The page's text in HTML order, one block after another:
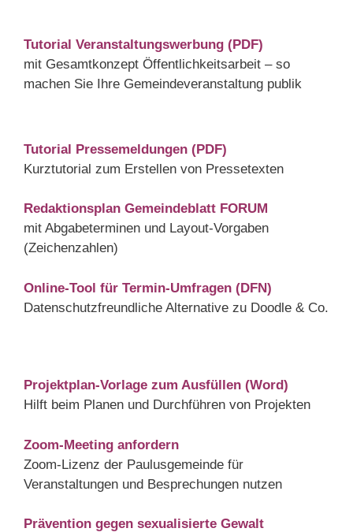
Tutorial Veranstaltungswerbung (PDF)
mit Gesamtkonzept Öffentlichkeitsarbeit – so
machen Sie Ihre Gemeindeveranstaltung publik
Tutorial Pressemeldungen (PDF)
Kurztutorial zum Erstellen von Pressetexten
Redaktionsplan Gemeindeblatt FORUM
mit Abgabeterminen und Layout-Vorgaben
(Zeichenzahlen)
Online-Tool für Termin-Umfragen (DFN)
Datenschutzfreundliche Alternative zu Doodle & Co.
Projektplan-Vorlage zum Ausfüllen (Word)
Hilft beim Planen und Durchführen von Projekten
Zoom-Meeting anfordern
Zoom-Lizenz der Paulusgemeinde für
Veranstaltungen und Besprechungen nutzen
Prävention gegen sexualisierte Gewalt